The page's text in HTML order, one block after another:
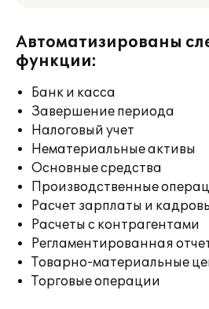
Автоматизированы
функции:
Банк и касса
Завершение периода
Налоговый учет
Нематериальные активы
Основные средства
Производственные
Расчет зарплаты и
Расчеты с контрагентами
Регламентированная
Товарно-материальные
Торговые операции